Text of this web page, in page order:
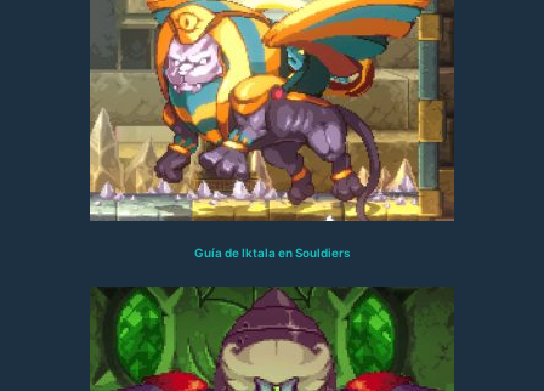
Guía de Iktala en Souldiers